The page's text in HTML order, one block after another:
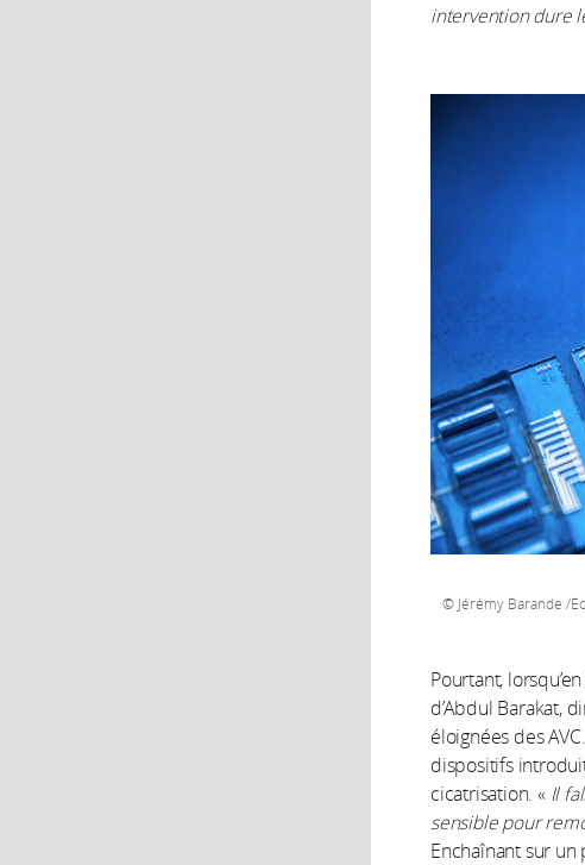
intervention dure
Jérémy Barande /
Pourtant,
d’Abdul Barakat,
éloignées des
dispositifs
cicatrisation. « Il
sensible pour
Enchaînant sur un